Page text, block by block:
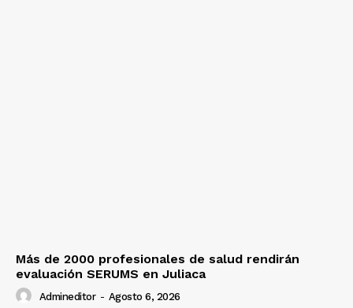
Más de 2000 profesionales de salud rendirán
evaluación SERUMS en Juliaca
Admineditor - Agosto 6, 2026